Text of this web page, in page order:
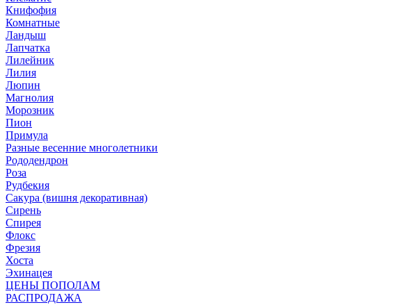
Книфофия
Комнатные
Ландыш
Лапчатка
Лилейник
Лилия
Люпин
Магнолия
Морозник
Пион
Примула
Разные весенние многолетники
Рододендрон
Роза
Рудбекия
Сакура (вишня декоративная)
Сирень
Спирея
Флокс
Фрезия
Хоста
Эхинацея
ЦЕНЫ ПОПОЛАМ
РАСПРОДАЖА